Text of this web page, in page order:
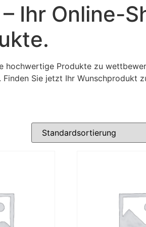
Ihr Online-
hochwertige Produkte zu
Sie jetzt Ihr Wunschprodukt